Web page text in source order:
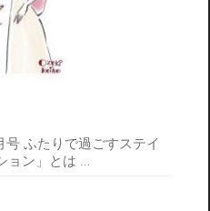
号 ふたりで過ごすステイ
ョン」とは …